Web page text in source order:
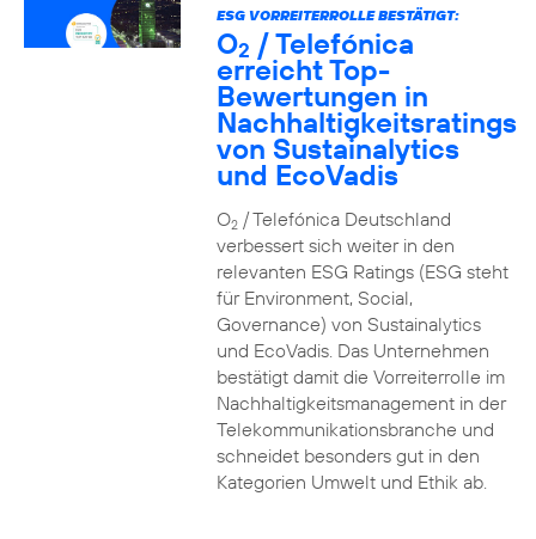
ESG VORREITERROLLE BESTÄTIGT:
O2 / Telefónica
erreicht Top-
Bewertungen in
Nachhaltigkeitsratings
von Sustainalytics
und EcoVadis
O2/ Telefónica Deutschland
verbessert sich weiter in den
relevanten ESG Ratings (ESG steht
für Environment, Social,
Governance) von Sustainalytics
und EcoVadis. Das Unternehmen
bestätigt damit die Vorreiterrolle im
Nachhaltigkeitsmanagement in der
Telekommunikationsbranche und
schneidet besonders gut in den
Kategorien Umwelt und Ethik ab.